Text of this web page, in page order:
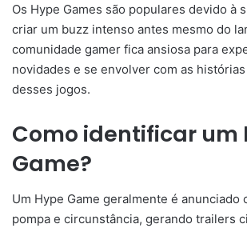
Os Hype Games são populares devido à
criar um buzz intenso antes mesmo do
comunidade gamer fica ansiosa para
novidades e se envolver com as
desses jogos.
Como identificar um
Game?
Um Hype Game geralmente é anunciado
pompa e circunstância, gerando trailers